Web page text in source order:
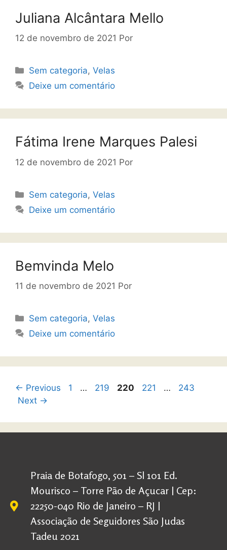
Juliana Alcântara Mello
12 de novembro de 2021 Por
Sem categoria,Velas
Deixe um comentário
Fátima Irene Marques Palesi
12 de novembro de 2021 Por
Sem categoria,Velas
Deixe um comentário
Bemvinda Melo
11 de novembro de 2021 Por
Sem categoria,Velas
Deixe um comentário
← Previous 1 … 219 220 221 …
243
Next →
Praia de Botafogo, 501 – Sl 101 Ed.
Mourisco – Torre Pão de Açucar | Cep:
22250-040 Rio de Janeiro – RJ |
Associação de Seguidores São Judas
Tadeu 2021